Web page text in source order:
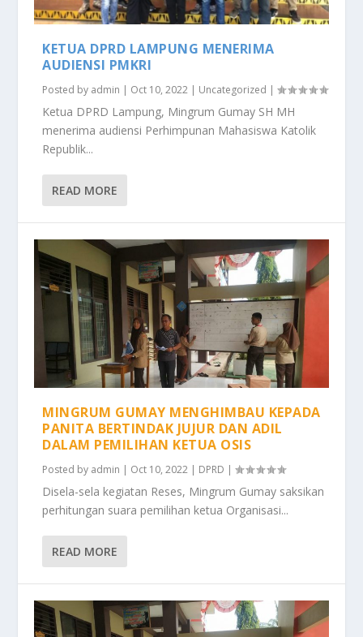
KETUA DPRD LAMPUNG MENERIMA
AUDIENSI PMKRI
Posted by admin | Oct 10, 2022 | Uncategorized |
Ketua DPRD Lampung, Mingrum Gumay SH MH
menerima audiensi Perhimpunan Mahasiswa Katolik
Republik...
READ MORE
MINGRUM GUMAY MENGHIMBAU KEPADA
PANITA BERTINDAK JUJUR DAN ADIL
DALAM PEMILIHAN KETUA OSIS
Posted by admin | Oct 10, 2022 | DPRD |
Disela-sela kegiatan Reses, Mingrum Gumay saksikan
perhitungan suara pemilihan ketua Organisasi...
READ MORE